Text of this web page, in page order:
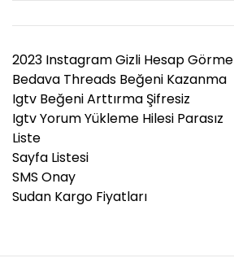
2023 Instagram Gizli Hesap Görme
Bedava Threads Beğeni Kazanma
Igtv Beğeni Arttırma Şifresiz
Igtv Yorum Yükleme Hilesi Parasız
Liste
Sayfa Listesi
SMS Onay
Sudan Kargo Fiyatları